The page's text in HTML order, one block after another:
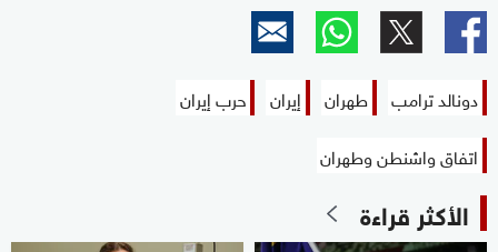
دونالد ترامب طهران إيران
حرب إيران
اتفاق واشنطن وطهران
الأكثر قراءة